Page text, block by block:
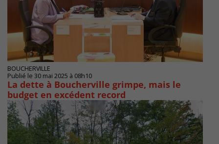
BOUCHERVILLE
Publié le 30 mai 2025 à 08h10
La dette à Boucherville grimpe, mais le
budget en excédent record